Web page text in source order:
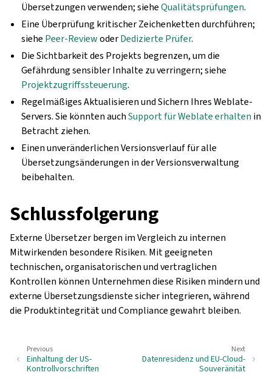
Übersetzungen verwenden; sieheQualitätsprüfungen.
Eine Überprüfung kritischer Zeichenketten durchführen;
siehe Peer-ReviewoderDedizierte Prüfer.
Die Sichtbarkeit des Projekts begrenzen, um die
Gefährdung sensibler Inhalte zu verringern; siehe
Projektzugriffssteuerung.
Regelmäßiges Aktualisieren und Sichern Ihres Weblate-
Servers. Sie könnten auchSupport für Weblate erhalten in
Betracht ziehen.
Einen unveränderlichen Versionsverlauf für alle
Übersetzungsänderungen in der Versionsverwaltung
beibehalten.
Schlussfolgerung
Externe Übersetzer bergen im Vergleich zu internen
Mitwirkenden besondere Risiken. Mit geeigneten
technischen, organisatorischen und vertraglichen
Kontrollen können Unternehmen diese Risiken mindern und
externe Übersetzungsdienste sicher integrieren, während
die Produktintegrität und Compliance gewahrt bleiben.
Next
Datenresidenz und EU-Cloud-
Souveränität
Previous
Einhaltung der US-
Kontrollvorschriften